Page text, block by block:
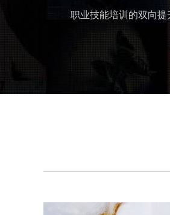
职业技能培训的双向提